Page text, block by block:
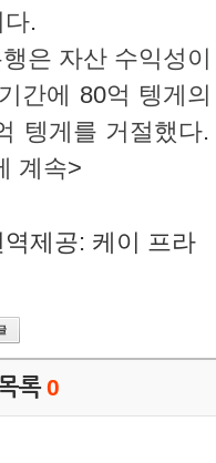
다.
은 자산 수익성이
간에 80억 텡게
텡게를 거절했다
계속>
역제공: 케이 프라
록0